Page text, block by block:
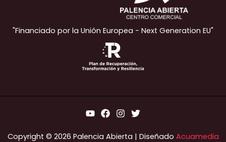
"Financiado por la Unión Europea - Next Generation EU"
Copyright © 2026 Palencia Abierta | Diseñado Acuamedia